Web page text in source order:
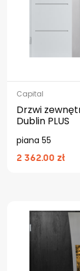
Capital
Drzwi
Dublin PLUS
piana 55
2 362.00 zł